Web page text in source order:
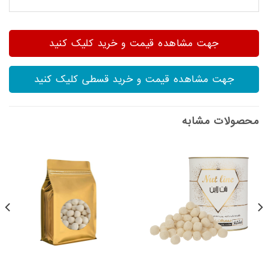
جهت مشاهده قیمت و خرید کلیک کنید
جهت مشاهده قیمت و خرید قسطی کلیک کنید
محصولات مشابه